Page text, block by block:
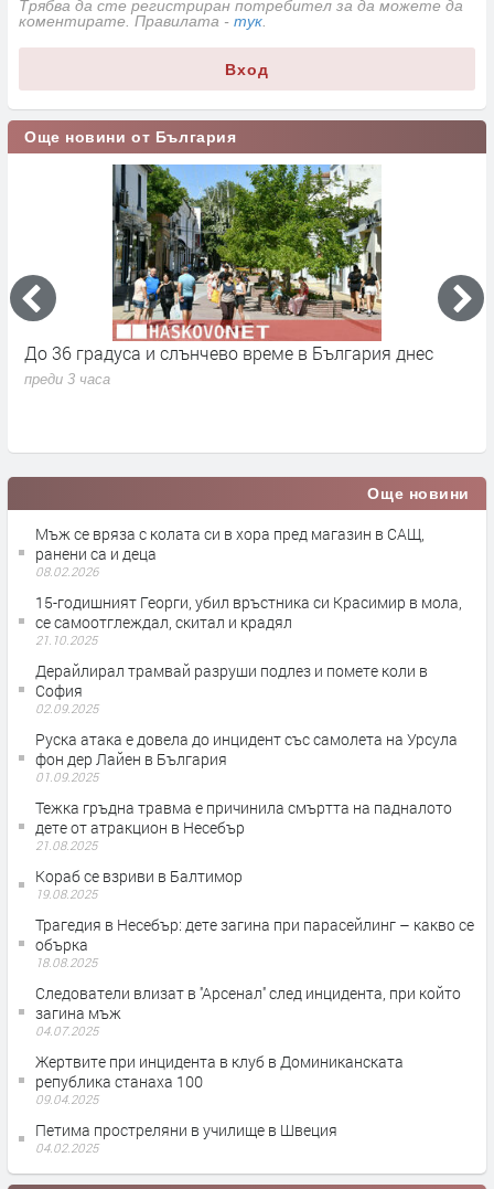
Трябва да сте регистриран потребител за да можете да
коментирате. Правилата - тук
Вход
Още новини от България
До 36 градуса и слънчево време в България днес
преди 3 часа
Още новини
Мъж се вряза с колата си в хора пред магазин в САЩ,
ранени са и деца
08.02.2026
15-годишният Георги, убил връстника си Красимир в мола,
се самоотглеждал, скитал и крадял
21.10.2025
Дерайлирал трамвай разруши подлез и помете коли в
София
02.09.2025
Руска атака е довела до инцидент със самолета на Урсула
фон дер Лайен в България
01.09.2025
Тежка гръдна травма е причинила смъртта на падналото
дете от атракцион в Несебър
21.08.2025
Кораб се взриви в Балтимор
19.08.2025
Трагедия в Несебър: дете загина при парасейлинг – какво се
обърка
18.08.2025
Следователи влизат в ''Арсенал'' след инцидента, при който
загина мъж
04.07.2025
Жертвите при инцидента в клуб в Доминиканската
република станаха 100
09.04.2025
Петима простреляни в училище в Швеция
04.02.2025